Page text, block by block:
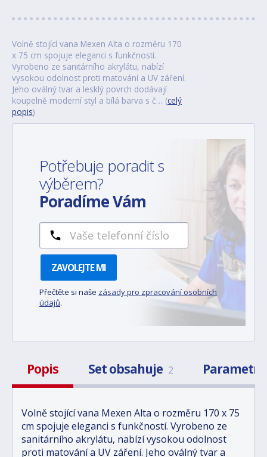
Volně stojící vana Mexen Alta o rozměru 170
x 75 cm spojuje eleganci s funkčností.
Vyrobeno ze sanitárního akrylátu, nabízí
vysokou odolnost proti matování a UV záření.
Jeho oválný tvar a lesklý povrch dodávají
koupelně moderní styl a bílá barva s č… (celý
popis)
Potřebuje poradit s
výběrem?
Poradíme Vám
ZAVOLEJTE MI
Přečtěte si naše zásady pro zpracování osobních
údajů.
Popis Set obsahuje 2 Parametry
Volně stojící vana Mexen Alta o rozměru 170 x 75
cm spojuje eleganci s funkčností. Vyrobeno ze
sanitárního akrylátu, nabízí vysokou odolnost
proti matování a UV záření. Jeho oválný tvar a